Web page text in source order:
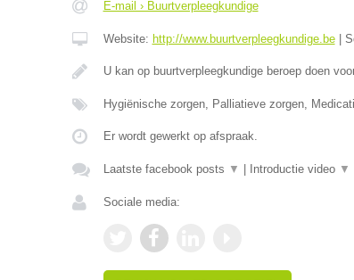
E-mail › Buurtverpleegkundige
Website: http://www.buurtverpleegkundige.be|
U kan op buurtverpleegkundige beroep doen
Hygiënische zorgen, Palliatieve zorgen,
Er wordt gewerkt op afspraak.
Laatste facebook posts ▼ Introductie video ▼
Sociale media: